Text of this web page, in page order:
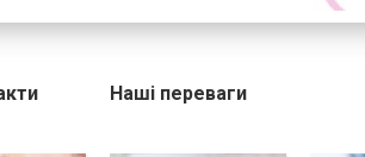
Наші переваги